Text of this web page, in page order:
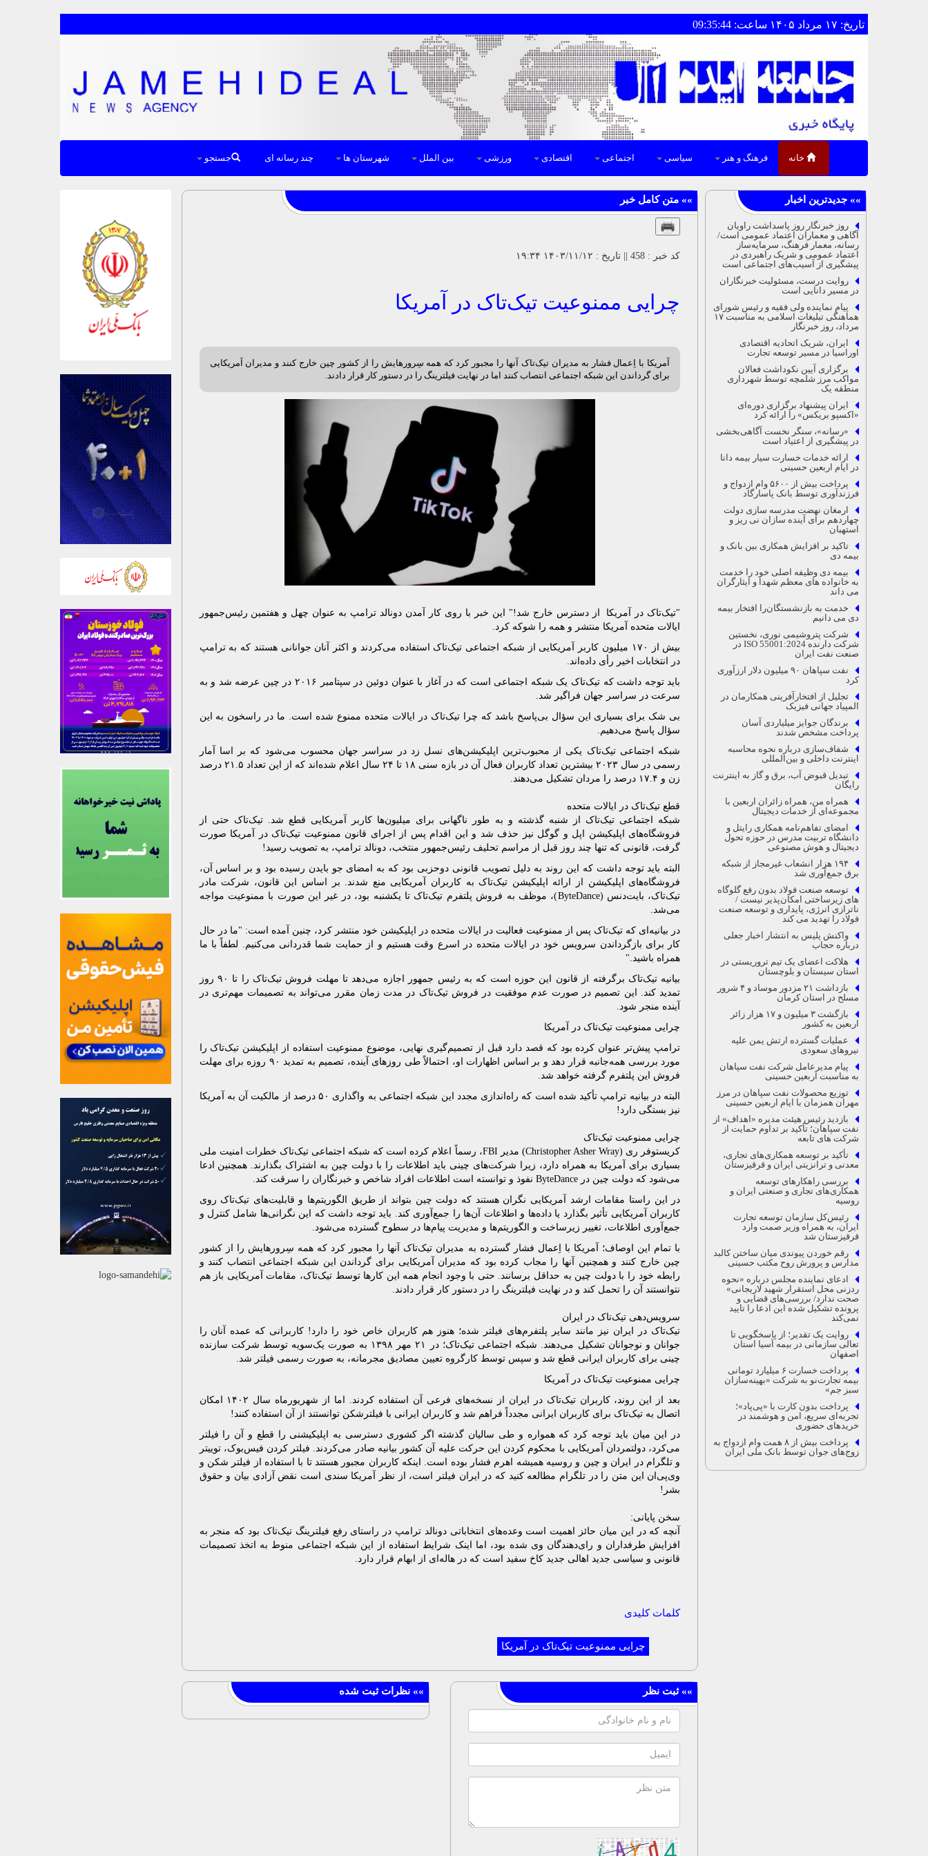
تاریخ: ۱۷ مرداد ۱۴۰۵ ساعت: 09:35:44
جستجو چند رسانه ای شهرستان ها بین الملل ورزشی اقتصادی اجتماعی سیاسی فرهنگ و هنر خانه
کد خبر : 458 || تاریخ : ۱۴۰۳/۱۱/۱۲ ۱۹:۳۴
چرایی ممنوعیت تیک‌تاک در آمریکا
آمریکا با اِعمال فشار به مدیران تیک‌تاک آنها را مجبور کرد که همه سِرورهایش را از کشور چین خارج کنند و مدیران آمریکایی
برای گرداندن این شبکه اجتماعی انتصاب کنند اما در نهایت فیلترینگ را در دستور کار قرار دادند.
"تیک‌تاک در آمریکا از دسترس خارج شد!" این خبر با روی کار آمدن دونالد ترامپ به عنوان چهل و هفتمین رئیس‌جمهور
ایالات متحده آمریکا منتشر و همه را شوکه کرد.
بیش از ۱۷۰ میلیون کاربر آمریکایی از شبکه اجتماعی تیک‌تاک استفاده می‌کردند و اکثر آنان جوانانی هستند که به ترامپ
در انتخابات اخیر رأی داده‌اند.
باید توجه داشت که تیک‌تاک یک شبکه اجتماعی است که در آغاز با عنوان دوئین در سپتامبر ۲۰۱۶ در چین عرضه شد و به
سرعت در سراسر جهان فراگیر شد.
بی شک برای بسیاری این سؤال بی‌پاسخ باشد که چرا تیک‌تاک در ایالات متحده ممنوع شده است. ما در راسخون به این
سؤال پاسخ می‌دهیم.
شبکه اجتماعی تیک‌تاک یکی از محبوب‌ترین اپلیکیشن‌های نسل زد در سراسر جهان محسوب می‌شود که بر اسا آمار
رسمی در سال ۲۰۲۳ بیشترین تعداد کاربران فعال آن در بازه سنی ۱۸ تا ۲۴ سال اعلام شده‌اند که از این تعداد ۲۱.۵ درصد
زن و ۱۷.۴ درصد را مردان تشکیل می‌دهند.
قطع تیک‌تاک در ایالات متحده
شبکه اجتماعی تیک‌تاک از شنبه گذشته و به طور ناگهانی برای میلیون‌ها کاربر آمریکایی قطع شد. تیک‌تاک حتی از
فروشگاه‌های اپلیکیشن اپل و گوگل نیز حذف شد و این اقدام پس از اجرای قانون ممنوعیت تیک‌تاک در آمریکا صورت
گرفت، قانونی که تنها چند روز قبل از مراسم تحلیف رئیس‌جمهور منتخب، دونالد ترامپ، به تصویب رسید!
البته باید توجه داشت که این روند به دلیل تصویب قانونی دوحزبی بود که به امضای جو بایدن رسیده بود و بر اساس آن،
فروشگاه‌های اپلیکیشن از ارائه اپلیکیشن تیک‌تاک به کاربران آمریکایی منع شدند. بر اساس این قانون، شرکت مادر
تیک‌تاک، بایت‌دنس (ByteDance)، موظف به فروش پلتفرم تیک‌تاک تا یکشنبه بود، در غیر این صورت با ممنوعیت مواجه
می‌شد.
در بیانیه‌ای که تیک‌تاک پس از ممنوعیت فعالیت در ایالات متحده در اپلیکیشن خود منتشر کرد، چنین آمده است: "ما در حال
کار برای بازگرداندن سرویس خود در ایالات متحده در اسرع وقت هستیم و از حمایت شما قدردانی می‌کنیم. لطفاً با ما
همراه باشید."
بیانیه تیک‌تاک برگرفته از قانون این حوزه است که به رئیس جمهور اجازه می‌دهد تا مهلت فروش تیک‌تاک را تا ۹۰ روز
تمدید کند. این تصمیم در صورت عدم موفقیت در فروش تیک‌تاک در مدت زمان مقرر می‌تواند به تصمیمات مهم‌تری در
آینده منجر شود.
چرایی ممنوعیت تیک‌تاک در آمریکا
ترامپ پیش‌تر عنوان کرده بود که قصد دارد قبل از تصمیم‌گیری نهایی، موضوع ممنوعیت استفاده از اپلیکیشن تیک‌تاک را
مورد بررسی همه‌جانبه قرار دهد و بر اساس اظهارات او، احتمالاً طی روزهای آینده، تصمیم به تمدید ۹۰ روزه برای مهلت
فروش این پلتفرم گرفته خواهد شد.
البته در بیانیه ترامپ تأکید شده است که راه‌اندازی مجدد این شبکه اجتماعی به واگذاری ۵۰ درصد از مالکیت آن به آمریکا
نیز بستگی دارد!
چرایی ممنوعیت تیک‌تاک
کریستوفر ری (Christopher Asher Wray) مدیر FBI، رسماً اعلام کرده است که شبکه اجتماعی تیک‌تاک خطرات امنیت ملی
بسیاری برای آمریکا به همراه دارد، زیرا شرکت‌های چینی باید اطلاعات را با دولت چین به ‌اشتراک بگذارند. همچنین ادعا
می‌شود که دولت چین در ByteDance نفوذ و توانسته است اطلاعات افراد شاخص و خبرنگاران را سرقت کند.
در این راستا مقامات ارشد آمریکایی نگران‌ هستند که دولت چین بتواند از طریق الگوریتم‌ها و قابلیت‌های تیک‌تاک روی
کاربران آمریکایی تأثیر بگذارد یا داده‌ها و اطلاعات آن‌ها را جمع‌آوری کند. باید توجه داشت که این نگرانی‌ها شامل کنترل و
جمع‌آوری اطلاعات، تغییر زیرساخت و الگوریتم‌ها و مدیریت پیام‌ها در سطوح گسترده می‌شود.
با تمام این اوصاف؛ آمریکا با اِعمال فشار گسترده به مدیران تیک‌تاک آنها را مجبور کرد که همه سِرورهایش را از کشور
چین خارج کنند و همچنین آنها را مجاب کرده بود که مدیران آمریکایی برای گرداندن این شبکه اجتماعی انتصاب کنند و
رابطه خود را با دولت چین به حداقل برسانند. حتی با وجود انجام همه این کارها توسط تیک‌تاک، مقامات آمریکایی باز هم
نتوانستند آن را تحمل کند و در نهایت فیلترینگ را در دستور کار قرار دادند.
سرویس‌دهی تیک‌تاک در ایران
تیک‌تاک در ایران نیز مانند سایر پلتفرم‌های فیلتر شده؛ هنوز هم کاربران خاص خود را دارد! کاربرانی که عمده آنان را
جوانان و نوجوانان تشکیل می‌دهند. شبکه اجتماعی تیک‌تاک؛ در ۲۱ مهر ۱۳۹۸ به صورت یک‌سویه توسط شرکت سازنده
چینی برای کاربران ایرانی قطع شد و سپس توسط کارگروه تعیین مصادیق مجرمانه، به صورت رسمی فیلتر شد.
چرایی ممنوعیت تیک‌تاک در آمریکا
بعد از این روند، کاربران تیک‌تاک در ایران از نسخه‌های فرعی آن استفاده کردند. اما از شهریورماه سال ۱۴۰۲ امکان
اتصال به تیک‌تاک برای کاربران ایرانی مجدداً فراهم شد و کاربران ایرانی با فیلترشکن توانستند از آن استفاده کنند!
در این میان باید توجه کرد که همواره و طی سالیان گذشته اگر کشوری دسترسی به اپلیکیشنی را قطع و آن را فیلتر
می‌کرد، دولتمردان آمریکایی با محکوم کردن این حرکت علیه آن کشور بیانیه صادر می‌کردند. فیلتر کردن فیس‌بوک، توییتر
و تلگرام در ایران و چین و روسیه همیشه اهرم فشار بوده است. اینکه کاربران مجبور هستند تا با استفاده از فیلتر شکن و
وی‌پی‌ان این متن را در تلگرام مطالعه کنید که در ایران فیلتر است، از نظر آمریکا سندی است نقض آزادی بیان و حقوق
بشر!
سخن پایانی:
آنچه که در این میان حائز اهمیت است وعده‌های انتخاباتی دونالد ترامپ در راستای رفع فیلترینگ تیک‌تاک بود که منجر به
افزایش طرفداران و رای‌دهندگان وی شده بود، اما اینک شرایط استفاده از این شبکه اجتماعی منوط به اتخذ تصمیمات
قانونی و سیاسی جدید اهالی جدید کاخ سفید است که در هاله‌ای از ابهام قرار دارد.
کلمات کلیدی
چرایی ممنوعیت تیک‌تاک در آمریکا
روز خبرنگار روز پاسداشت راویان
آگاهی و معماران اعتماد عمومی است/
رسانه، معمار فرهنگ، سرمایه‌ساز
اعتماد عمومی و شریک راهبردی در
پیشگیری از آسیب‌های اجتماعی است
روایت درست، مسئولیت خبرنگاران
در مسیر دانایی است
پیام نماینده ولی فقیه و رئیس شورای
هماهنگی تبلیغات اسلامی به مناسبت ۱۷
مرداد، روز خبرنگار
ایران، شریک اتحادیه اقتصادی
اوراسیا در مسیر توسعه تجارت
برگزاری آیین نکوداشت فعالان
مواکب مرز شلمچه توسط شهرداری
منطقه یک
ایران پیشنهاد برگزاری دوره‌ای
«اکسپو بریکس» را ارائه کرد
«رسانه»، سنگر نخست آگاهی‌بخشی
در پیشگیری از اعتیاد است
ارائه خدمات خسارت سیار بیمه دانا
در ایام اربعین حسینی
پرداخت بیش از ۵۶۰۰ وام ازدواج و
فرزندآوری توسط بانک پاسارگاد
ارمغان نهضت مدرسه سازی دولت
چهاردهم برای آینده سازان نی ریز و
استهبان
تاکید بر افزایش همکاری بین بانک و
بیمه دی
بیمه دی وظیفه اصلی خود را خدمت
به خانواده های معظم شهدا و ایثارگران
می داند
خدمت به بازنشستگان‌را افتخار بیمه
دی می دانیم
شرکت پتروشیمی نوری، نخستین
شرکت دارنده ISO 55001:2024 در
صنعت نفت ایران
نفت سپاهان ۹۰ میلیون دلار ارزآوری
کرد
تجلیل از افتخارآفرینی همکارمان در
المپیاد جهانی فیزیک
برندگان جوایز میلیاردی آسان
پرداخت مشخص شدند
شفاف‌سازی درباره نحوه محاسبه
اینترنت داخلی و بین‌المللی
تبدیل قبوض آب، برق و گاز به اینترنت
رایگان
همراه من، همراه زائران اربعین با
مجموعه‌ای از خدمات دیجیتال
امضای تفاهم‌نامه همکاری رایتل و
دانشگاه تربیت مدرس در حوزه تحول
دیجیتال و هوش مصنوعی
۱۹۴ هزار انشعاب غیرمجاز از شبکه
برق جمع‌آوری شد
توسعه صنعت فولاد بدون رفع گلوگاه‌
های زیرساختی امکان‌پذیر نیست /
ناترازی انرژی، پایداری و توسعه صنعت
فولاد را تهدید می ‌کند
واکنش پلیس به انتشار اخبار جعلی
درباره حجاب
هلاکت اعضای یک تیم تروریستی در
استان سیستان و بلوچستان
بازداشت ۲۱ مزدور موساد و ۴ شرور
مسلح در استان کرمان
بازگشت ۳ میلیون و ۱۷ هزار زائر
اربعین به کشور
عملیات گسترده ارتش یمن علیه
نیروهای سعودی
پیام مدیرعامل شرکت نفت سپاهان
به مناسبت اربعین حسینی
توزیع محصولات نفت سپاهان در مرز
مهران همزمان با ایام اربعین حسینی
بازدید رئیس هیئت مدیره «اهداف» از
نفت سپاهان؛ تأکید بر تداوم حمایت از
شرکت های تابعه
تأکید بر توسعه همکاری‌های تجاری،
معدنی و ترانزیتی ایران و قرقیزستان
بررسی راهکارهای توسعه
همکاری‌های تجاری و صنعتی ایران و
روسیه
رئیس‌کل سازمان توسعه تجارت
ایران، به همراه وزیر صمت وارد
قرقیزستان شد
رقم خوردن پیوندی میان ساختن کالبد
مدارس و پرورش روح مکتب حسینی
ادعای نماینده مجلس درباره «نحوه
ردزنی محل استقرار شهید لاریجانی»
صحت ندارد/ بررسی‌های قضایی و
پرونده تشکیل شده این ادعا را تایید
نمی‌کند
روایت یک تقدیر؛ از پاسخگویی تا
تعالی سازمانی در بیمه آسیا استان
اصفهان
پرداخت خسارت ۶ میلیارد تومانی
بیمه تجارت‌نو به شرکت «بهینه‌سازان
سبز جم»
پرداخت بدون کارت با «پی‌پاد»؛
تجربه‌ای سریع، امن و هوشمند در
خریدهای حضوری
پرداخت بیش از ۸ همت وام ازدواج به
زوج‌های جوان توسط بانک ملی ایران